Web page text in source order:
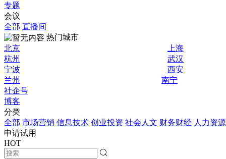
专题
会议
全部 直播间
热门城市
北京
上海
杭州
武汉
宁波
西安
兰州
南宁
社企号
博客
分类
全部 市场营销 信息技术 创业投资 社会人文 财务财经 人力资源
申请试用
HOT